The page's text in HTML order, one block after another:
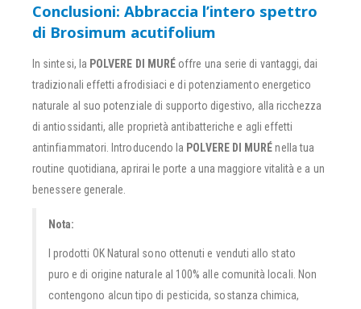
Conclusioni: Abbraccia l’intero spettro
di Brosimum acutifolium
In sintesi, la POLVERE DI MURÉ offre una serie di vantaggi, dai
tradizionali effetti afrodisiaci e di potenziamento energetico
naturale al suo potenziale di supporto digestivo, alla ricchezza
di antiossidanti, alle proprietà antibatteriche e agli effetti
antinfiammatori. Introducendo la POLVERE DI MURÉnella tua
routine quotidiana, aprirai le porte a una maggiore vitalità e a un
benessere generale.
Nota:
I prodotti OK Natural sono ottenuti e venduti allo stato
puro e di origine naturale al 100% alle comunità locali. Non
contengono alcun tipo di pesticida, sostanza chimica,